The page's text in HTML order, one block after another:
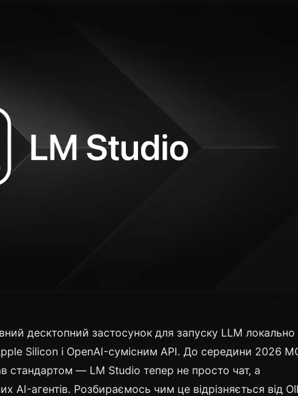
десктопний застосунок для запуску LLM локально
Silicon і OpenAI-сумісним API. До середини 2026
стандартом — LM Studio тепер не просто чат, а
AI-агентів. Розбираємось чим це відрізняється від